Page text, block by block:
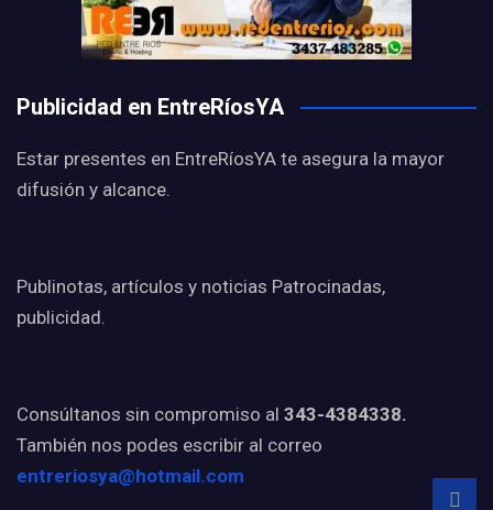
Publicidad en EntreRíosYA
Estar presentes en EntreRíosYA te asegura la mayor
difusión y alcance.
Publinotas, artículos y noticias Patrocinadas,
publicidad.
Consúltanos sin compromiso al 343-4384338.
También nos podes escribir al correo
entreriosya@hotmail.com